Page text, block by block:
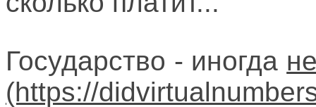
Государство - иногда